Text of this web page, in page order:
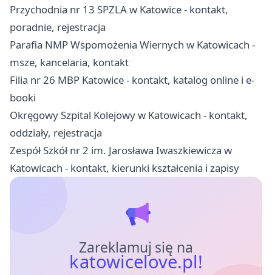
Przychodnia nr 13 SPZLA w Katowice - kontakt,
poradnie, rejestracja
Parafia NMP Wspomożenia Wiernych w Katowicach -
msze, kancelaria, kontakt
Filia nr 26 MBP Katowice - kontakt, katalog online i e-
booki
Okręgowy Szpital Kolejowy w Katowicach - kontakt,
oddziały, rejestracja
Zespół Szkół nr 2 im. Jarosława Iwaszkiewicza w
Katowicach - kontakt, kierunki kształcenia i zapisy
Zareklamuj się na
katowicelove.pl!